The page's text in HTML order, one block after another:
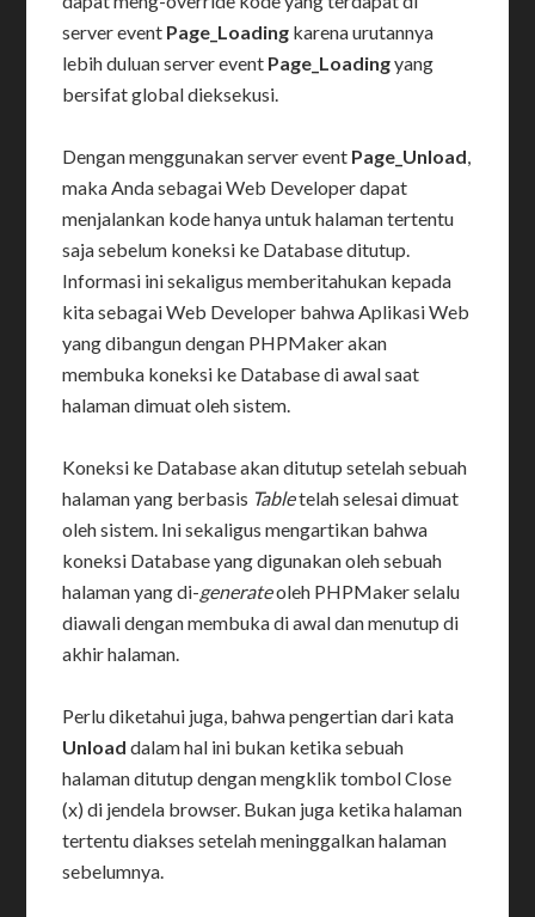
server event Page_Loading karena urutannya
lebih duluan server event Page_Loadingyang
bersifat global dieksekusi.
Dengan menggunakan server event Page_Unload,
maka Anda sebagai Web Developer dapat
menjalankan kode hanya untuk halaman tertentu
saja sebelum koneksi ke Database ditutup.
Informasi ini sekaligus memberitahukan kepada
kita sebagai Web Developer bahwa Aplikasi Web
yang dibangun dengan PHPMaker akan
membuka koneksi ke Database di awal saat
halaman dimuat oleh sistem.
Koneksi ke Database akan ditutup setelah sebuah
halaman yang berbasis Tabletelah selesai dimuat
oleh sistem. Ini sekaligus mengartikan bahwa
koneksi Database yang digunakan oleh sebuah
halaman yang di-generateoleh PHPMaker selalu
diawali dengan membuka di awal dan menutup di
akhir halaman.
Perlu diketahui juga, bahwa pengertian dari kata
Unload dalam hal ini bukan ketika sebuah
halaman ditutup dengan mengklik tombol Close
(x) di jendela browser. Bukan juga ketika halaman
tertentu diakses setelah meninggalkan halaman
sebelumnya.